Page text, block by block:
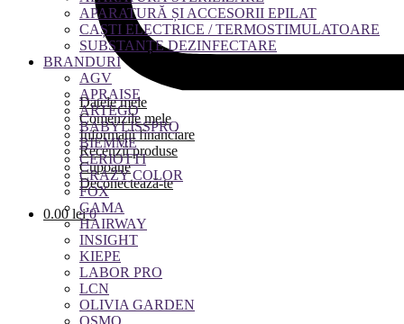
Datele mele
Comenzile mele
Informații financiare
Recenzii produse
Cupoane
Deconectează-te
0.00lei 0
APARATURĂ ȘI ACCESORII EPILAT
CAȘTI ELECTRICE / TERMOSTIMULATOARE
SUBSTANȚE DEZINFECTARE
BRANDURI
AGV
APRAISE
ARTEGO
BABYLISSPRO
BIEMME
CERIOTTI
CRAZY COLOR
FOX
GAMA
HAIRWAY
INSIGHT
KIEPE
LABOR PRO
LCN
OLIVIA GARDEN
OSMO